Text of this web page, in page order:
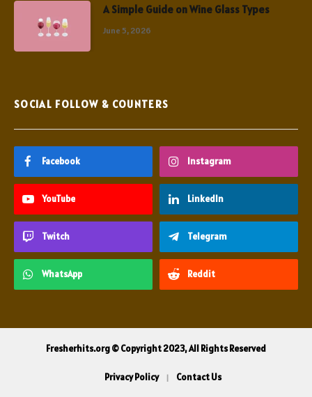
A Simple Guide on Wine Glass Types
June 5, 2026
SOCIAL FOLLOW & COUNTERS
Facebook Instagram
YouTube LinkedIn
Twitch Telegram
WhatsApp Reddit
Fresherhits.org © Copyright 2023, All Rights Reserved
Privacy Policy Contact Us